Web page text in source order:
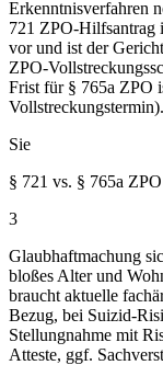
Erkenntnisverfahren
721 ZPO-Hilfsantrag
vor und ist der
ZPO-
Frist für § 765a ZPO
Vollstreckungstermin).
Sie
§ 721 vs. § 765a
3
Glaubhaftmachung
bloßes Alter und
braucht aktuelle
Bezug, bei Suizid-
Stellungnahme mit
Atteste, ggf.